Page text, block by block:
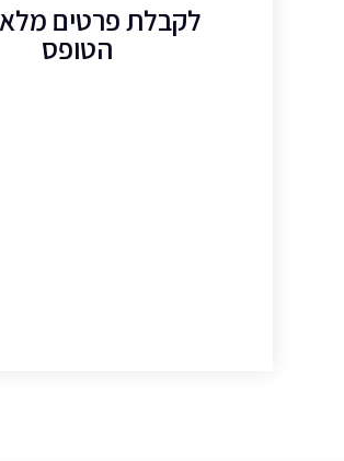
לקבלת פרטים
הטופס